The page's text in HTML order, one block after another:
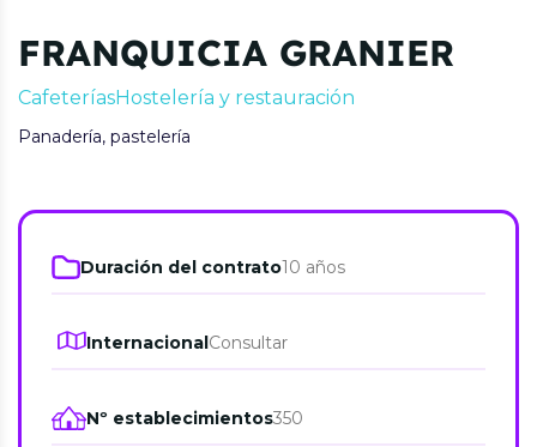
FRANQUICIA GRANIER
CafeteríasHostelería y restauración
Panadería, pastelería
Duración del contrato10 años
InternacionalConsultar
Nº establecimientos350